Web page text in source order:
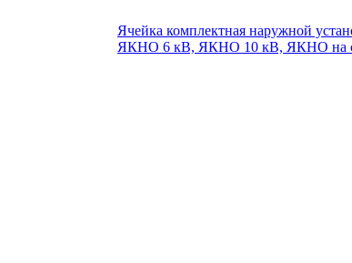
Ячейка комплектная наружной
ЯКНО 6 кВ, ЯКНО 10 кВ, ЯКНО на